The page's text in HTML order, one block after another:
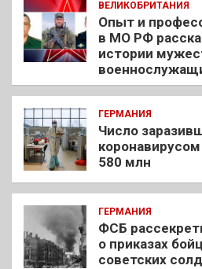
ВЕЛИКОБРИТАНИЯ
Опыт и
в МО РФ
истории
ГЕРМАНИЯ
Число
580 млн
ГЕРМАНИЯ
ФСБ
о приказах
советских